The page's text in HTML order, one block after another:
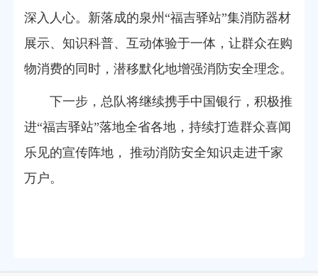
深入人心。新落成的泉州“福吉驿站”集消防器材
展示、知识科普、互动体验于一体，让群众在购
物消费的同时，潜移默化地增强消防安全理念。
下一步，总队将继续携手中国银行，积极推
进“福吉驿站”落地全省各地，持续打造群众喜闻
乐见的宣传阵地， 推动消防安全知识走进千家
万户。